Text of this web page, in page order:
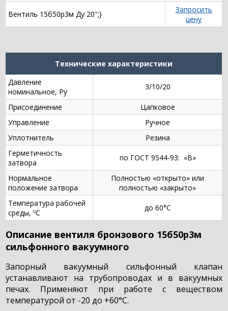
Вентиль 15б50р3м Ду 20";}
Запросить
цену
Технические характеристики
Давление
номинальное, Ру
3/10/20
Присоединение
Цапковое
Управление
Ручное
Уплотнитель
Резина
Герметичность
затвора
по ГОСТ 9544-93: «В»
Нормальное
положение затвора
Полностью «открыто» или
полностью «закрыто»
Температура рабочей
среды, ºС
до 60°С
Описание вентиля бронзового 15б50р3м
сильфонного вакуумного
Запорный вакуумный сильфонный клапан
устанавливают на трубопроводах и в вакуумных
печах. Применяют при работе с веществом
температурой от -20 до +60°С.